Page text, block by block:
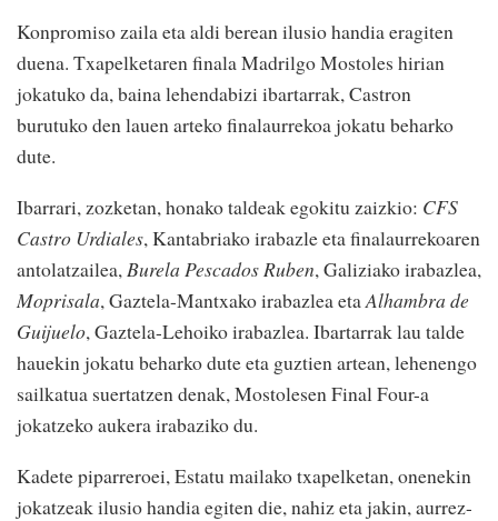
Konpromiso zaila eta aldi berean ilusio handia eragiten
duena. Txapelketaren finala Madrilgo Mostoles hirian
jokatuko da, baina lehendabizi ibartarrak, Castron
burutuko den lauen arteko finalaurrekoa jokatu beharko
dute.
Ibarrari, zozketan, honako taldeak egokitu zaizkio: CFS
Castro Urdiales, Kantabriako irabazle eta finalaurrekoaren
antolatzailea,Burela Pescados Ruben, Galiziako irabazlea,
Moprisala, Gaztela-Mantxako irabazlea etaAlhambra de
Guijuelo, Gaztela-Lehoiko irabazlea. Ibartarrak lau talde
hauekin jokatu beharko dute eta guztien artean, lehenengo
sailkatua suertatzen denak, Mostolesen Final Four-a
jokatzeko aukera irabaziko du.
Kadete piparreroei, Estatu mailako txapelketan, onenekin
jokatzeak ilusio handia egiten die, nahiz eta jakin, aurrez-